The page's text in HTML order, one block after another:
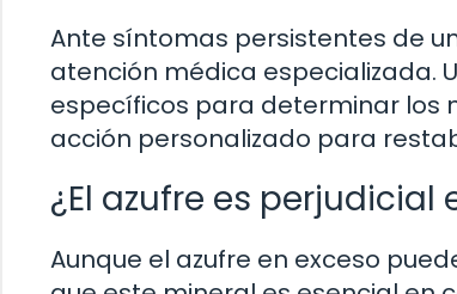
Ante síntomas persistentes de
atención médica especializada.
específicos para determinar los
acción personalizado para
¿El azufre es
Aunque el azufre en exceso